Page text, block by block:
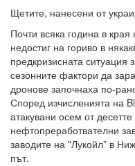
Щетите, нанесени от
Почти всяка година в
недостиг на гориво в
предкризисната
сезонните фактори да
дронове започнаха по-
Според изчисленията на
атакувани осем от
нефтопреработвателни
заводите на "Лукойл” в
път.